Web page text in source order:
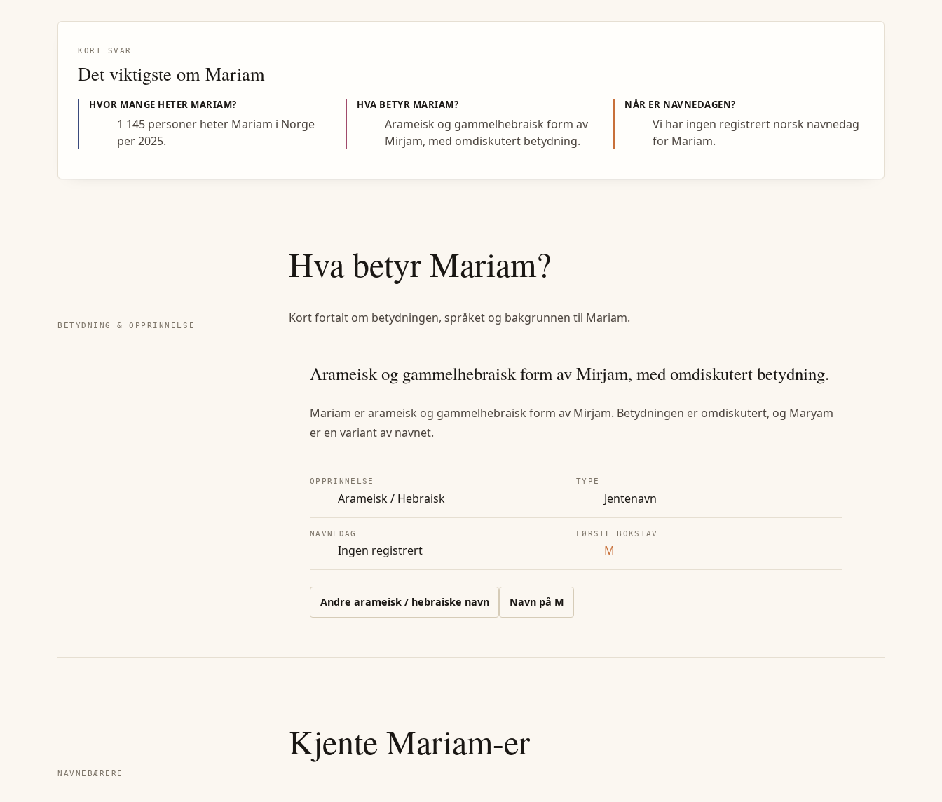
KORT SVAR
Det viktigste om Mariam
HVOR MANGE HETER MARIAM?
1 145 personer heter Mariam i Norge
per 2025.
HVA BETYR MARIAM?
Arameisk og gammelhebraisk form av
Mirjam, med omdiskutert betydning.
NÅR ER NAVNEDAGEN?
Vi har ingen registrert norsk navnedag
for Mariam.
BETYDNING & OPPRINNELSE
Hva betyrMariam?
Kort fortalt om betydningen, språket og bakgrunnen til Mariam.
Arameisk og gammelhebraisk form av Mirjam, med omdiskutert betydning.
Mariam er arameisk og gammelhebraisk form av Mirjam. Betydningen er omdiskutert, og Maryam
er en variant av navnet.
OPPRINNELSE
Arameisk / Hebraisk
TYPE
Jentenavn
NAVNEDAG
Ingen registrert
FØRSTE BOKSTAV
M
Andre arameisk / hebraiske navn Navn på M
NAVNEBÆRERE
KjenteMariam-er